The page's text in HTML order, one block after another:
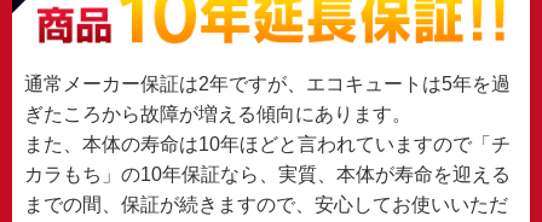
通常メーカー保証は2年ですが、エコキュートは5年を過
ぎたころから故障が増える傾向にあります。
また、本体の寿命は10年ほどと言われていますので「チ
カラもち」の10年保証なら、実質、本体が寿命を迎える
までの間、保証が続きますので、安心してお使いいただ